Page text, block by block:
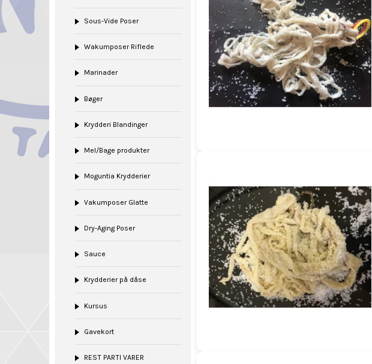
Sous-Vide Poser
Wakumposer Riflede
Marinader
Bøger
Krydderi Blandinger
Mel/Bage produkter
Moguntia Krydderier
Vakumposer Glatte
Dry-Aging Poser
Sauce
Krydderier på dåse
Kursus
Gavekort
REST PARTI VARER